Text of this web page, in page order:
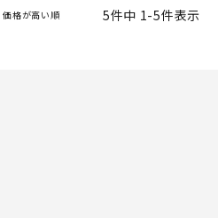
価格が高い順 5件中 1-5件表示